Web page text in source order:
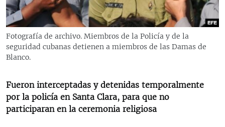
RADIO MARTÍ
ESPECIALES
ESPECIALES
SER VIEJO EN CUBA
KENTU-CUBANO
MULTIMEDIA
EDITORIALES
SÍGUENOS
Fotografía de archivo. Miembros de la Policía y de la
seguridad cubanas detienen a miembros de las Damas de
Blanco.
Fueron interceptadas y detenidas temporalmente
por la policía en Santa Clara, para que no
participaran en la ceremonia religiosa